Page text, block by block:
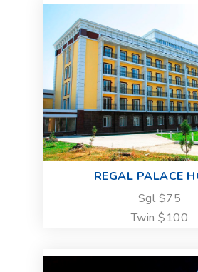
REGAL PALACE
Sgl $75
Twin $100